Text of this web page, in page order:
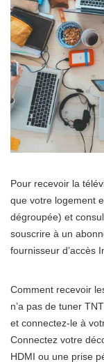
Pour recevoir la
que votre logement
dégroupée) et
souscrire à un
fournisseur d’accès
Comment recevoir
n’a pas de tuner
et connectez-le à
Connectez votre
HDMI ou une prise